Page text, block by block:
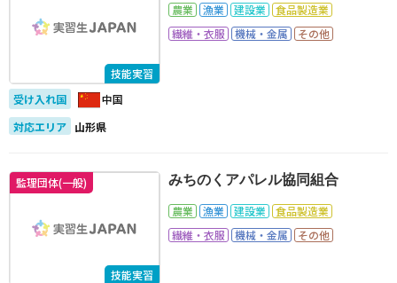
技能実習
農業 漁業 建設業
食品製造業
繊維・衣服
機械・金属 その他
受け入れ国
中国
対応エリア 山形県
監理団体(一般)
技能実習
みちのくアパレル協同組合
農業 漁業 建設業
食品製造業
繊維・衣服
機械・金属 その他